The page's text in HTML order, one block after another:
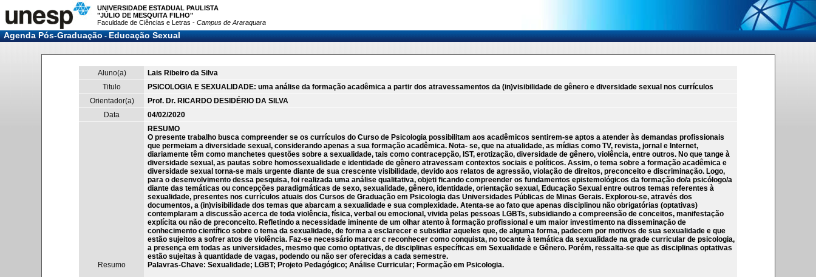
UNIVERSIDADE ESTADUAL PAULISTA
"JÚLIO DE MESQUITA FILHO"
Faculdade de Ciências e Letras - Campus de Araraquara
Agenda Pós-Graduação-Educação Sexual
Aluno(a)
Lais Ribeiro da Silva
Titulo
PSICOLOGIA E SEXUALIDADE: uma análise da formação acadêmica a partir dos atravessamentos da (in)visibilidade de gênero e diversidade sexual nos currículos
Orientador(a)
Prof. Dr. RICARDO DESIDÉRIO DA SILVA
Data
04/02/2020
Resumo
RESUMO
O presente trabalho busca compreender se os currículos do Curso de Psicologia possibilitam aos acadêmicos sentirem-se aptos a atender às demandas profissionais
que permeiam a diversidade sexual, considerando apenas a sua formação acadêmica. Nota- se, que na atualidade, as mídias como TV, revista, jornal e Internet,
diariamente têm como manchetes questões sobre a sexualidade, tais como contracepção, IST, erotização, diversidade de gênero, violência, entre outros. No que tange à
diversidade sexual, as pautas sobre homossexualidade e identidade de gênero atravessam contextos sociais e políticos. Assim, o tema sobre a formação acadêmica e
diversidade sexual torna-se mais urgente diante de sua crescente visibilidade, devido aos relatos de agressão, violação de direitos, preconceito e discriminação. Logo,
para o desenvolvimento dessa pesquisa, foi realizada uma análise qualitativa, objeti ficando compreender os fundamentos epistemológicos da formação do/a psicólogo/a
diante das temáticas ou concepções paradigmáticas de sexo, sexualidade, gênero, identidade, orientação sexual, Educação Sexual entre outros temas referentes à
sexualidade, presentes nos currículos atuais dos Cursos de Graduação em Psicologia das Universidades Públicas de Minas Gerais. Explorou-se, através dos
documentos, a (in)visibilidade dos temas que abarcam a sexualidade e sua complexidade. Atenta-se ao fato que apenas disciplinou não obrigatórias (optativas)
contemplaram a discussão acerca de toda violência, física, verbal ou emocional, vivida pelas pessoas LGBTs, subsidiando a compreensão de conceitos, manifestação
explícita ou não de preconceito. Refletindo a necessidade iminente de um olhar atento à formação profissional e um maior investimento na disseminação de
conhecimento científico sobre o tema da sexualidade, de forma a esclarecer e subsidiar aqueles que, de alguma forma, padecem por motivos de sua sexualidade e que
estão sujeitos a sofrer atos de violência. Faz-se necessário marcar c reconhecer como conquista, no tocante à temática da sexualidade na grade curricular de psicologia,
a presença em todas as universidades, mesmo que como optativas, de disciplinas específicas em Sexualidade e Gênero. Porém, ressalta-se que as disciplinas optativas
estão sujeitas à quantidade de vagas, podendo ou não ser oferecidas a cada semestre.
Palavras-Chave: Sexualidade; LGBT; Projeto Pedagógico; Análise Curricular; Formação em Psicologia.